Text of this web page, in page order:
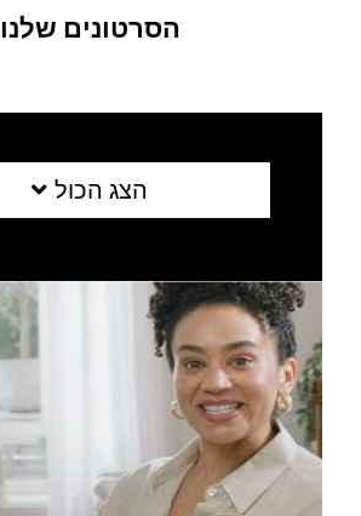
הסרטונים שלנו
הצג הכול